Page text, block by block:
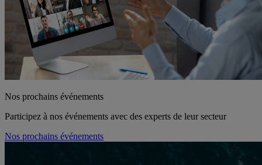
Nos prochains événements
Participez à nos événements avec des experts de leur secteur
Nos prochains événements